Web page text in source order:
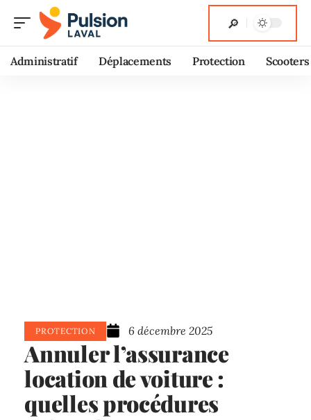
Administratif Déplacements Protection Scooters
PROTECTION 6 décembre 2025
Annuler l’assurance
location de voiture :
quelles procédures